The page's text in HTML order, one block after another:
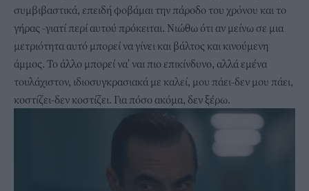
συμβιβαστικά, επειδή φοβάμαι την πάροδο του χρόνου και το
γήρας -γιατί περί αυτού πρόκειται. Νιώθω ότι αν μείνω σε μια
μετριότητα αυτό μπορεί να γίνει και βάλτος και κινούμενη
άμμος. Το άλλο μπορεί να’ ναι πιο επικίνδυνο, αλλά εμένα
τουλάχιστον, ιδιοσυγκρασιακά με καλεί, μου πάει-δεν μου πάει,
κοστίζει-δεν κοστίζει. Για πόσο ακόμα, δεν ξέρω.